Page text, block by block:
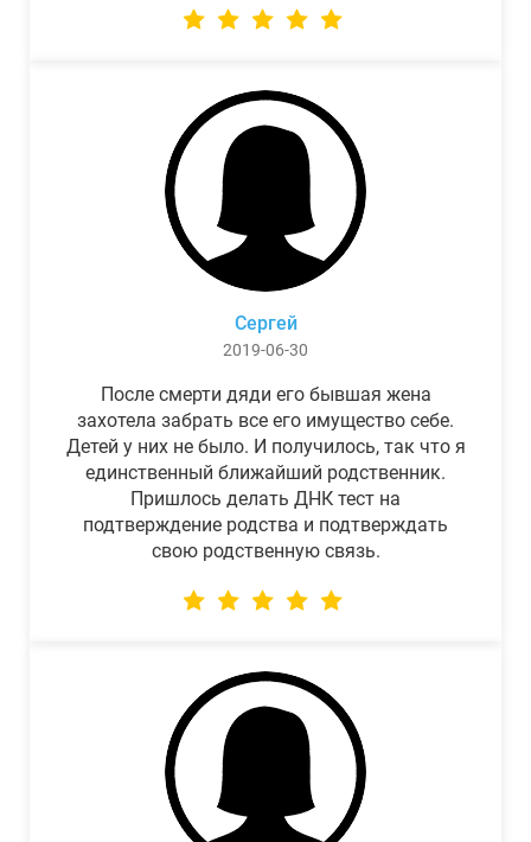
Сергей
2019-06-30
После смерти дяди его бывшая жена
захотела забрать все его имущество себе.
Детей у них не было. И получилось, так что я
единственный ближайший родственник.
Пришлось делать ДНК тест на
подтверждение родства и подтверждать
свою родственную связь.